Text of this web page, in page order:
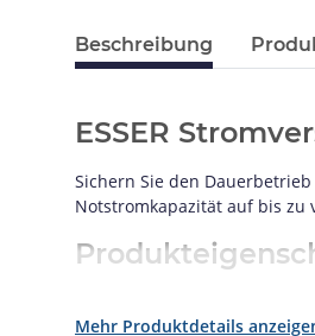
Beschreibung
ESSER
Sichern Sie den
Notstromkapazität auf bis zu
SKU:fx808363
Mehr Produktdetails